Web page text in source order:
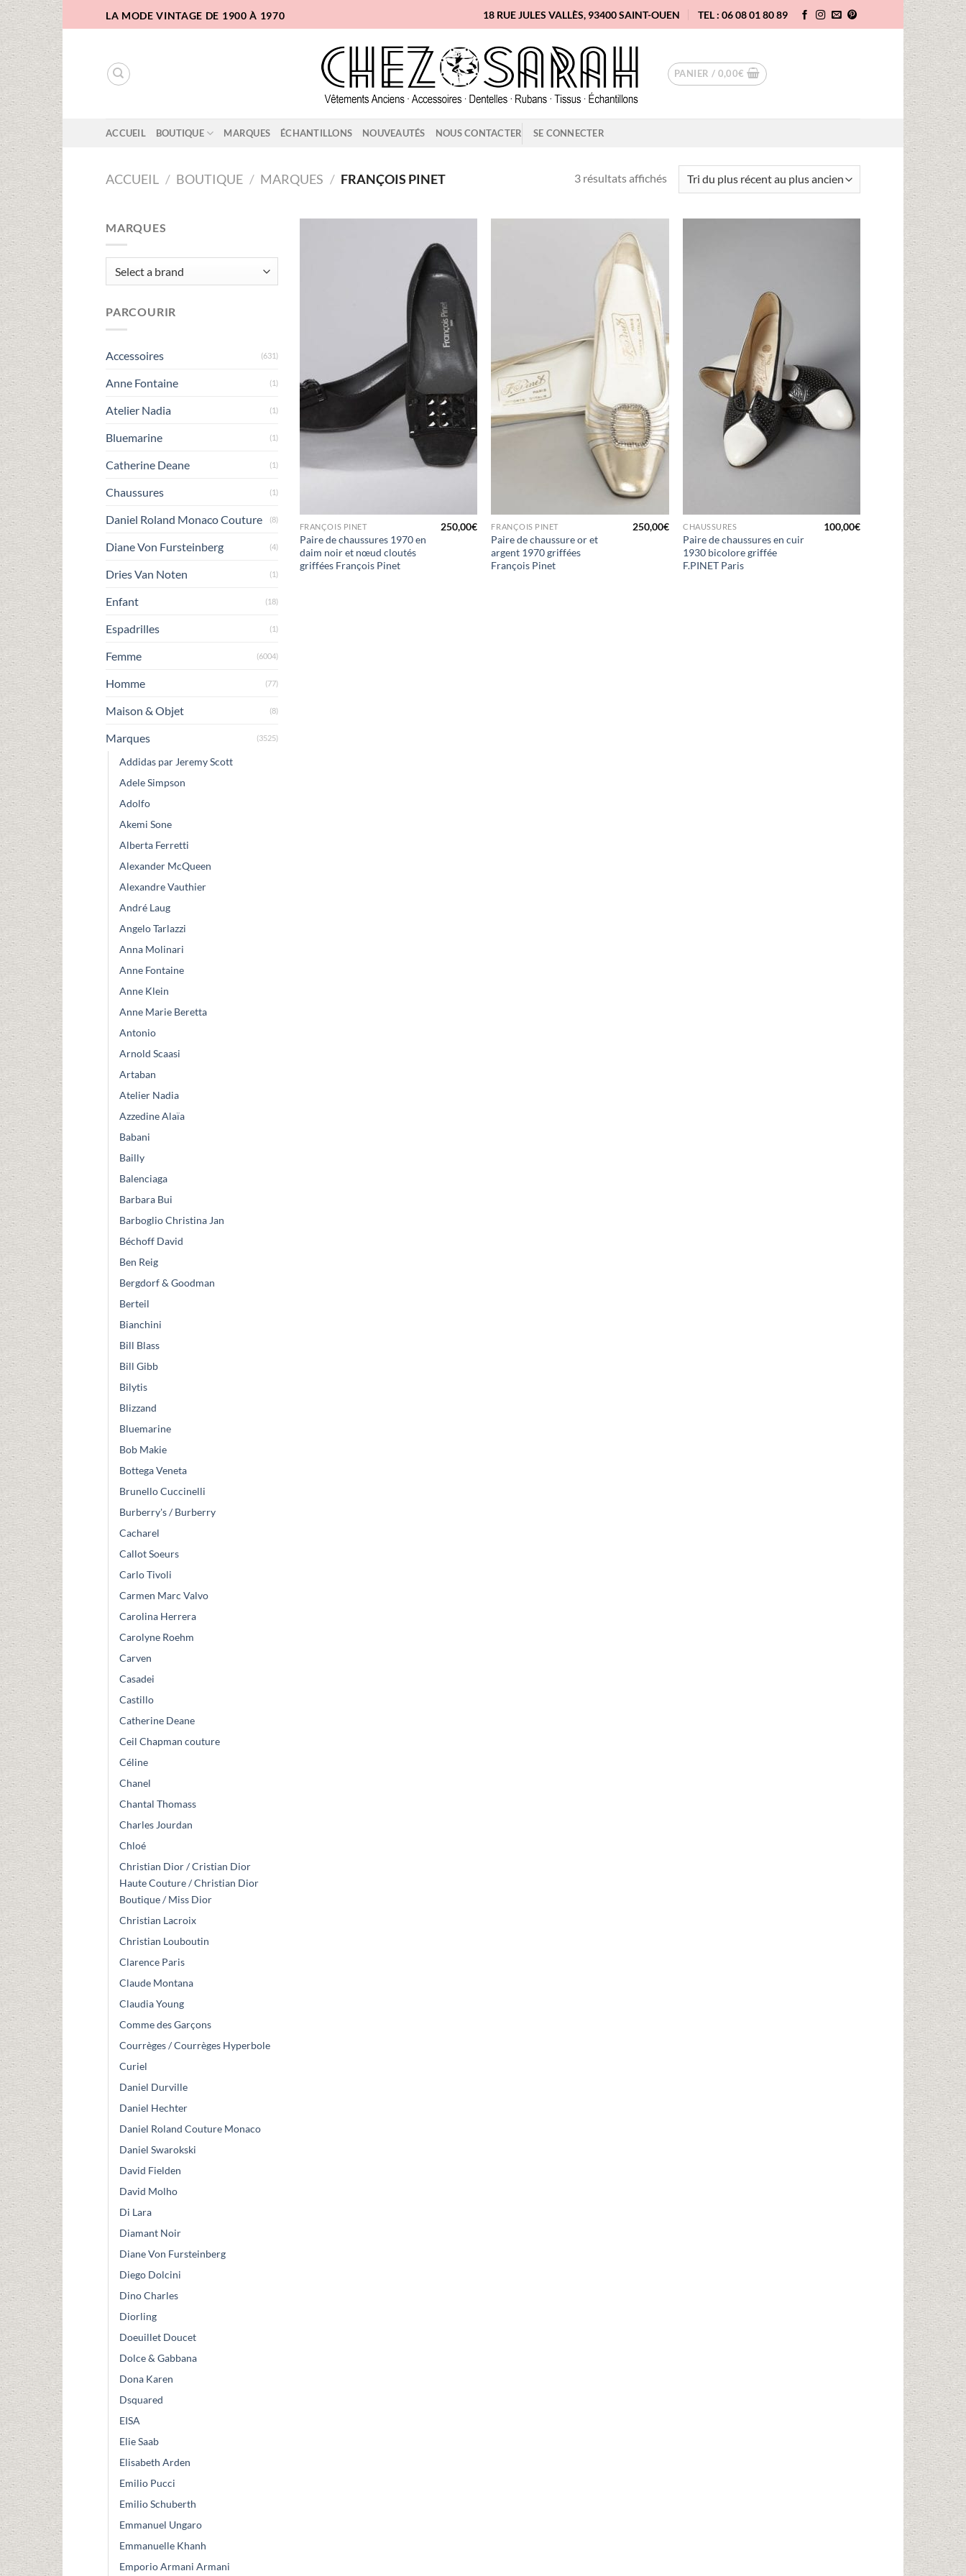
au
LA MODE VINTAGE DE 1900 À 1970 18 RUE JULES VALLÈS, 93400 SAINT-OUEN TEL : 06 08 01 80 89
PANIER / 0,00€
ACCUEIL BOUTIQUE MARQUES ÉCHANTILLONS NOUVEAUTÉS NOUS CONTACTER SE CONNECTER
ACCUEIL / BOUTIQUE / MARQUES / FRANÇOIS PINET 3 résultats affichésTrié
du
MARQUES
PARCOURIR
Accessoires (631)
Anne Fontaine (1)
Atelier Nadia (1)
Bluemarine (1)
Catherine Deane (1)
Chaussures (1)
Daniel Roland Monaco Couture (8)
Diane Von Fursteinberg (4)
Dries Van Noten (1)
Enfant (18)
Espadrilles (1)
Femme (6004)
Homme (77)
Maison & Objet (8)
Marques (3525)
Addidas par Jeremy Scott
Adele Simpson
Adolfo
Akemi Sone
Alberta Ferretti
Alexander McQueen
Alexandre Vauthier
André Laug
Angelo Tarlazzi
Anna Molinari
Anne Fontaine
Anne Klein
Anne Marie Beretta
Antonio
Arnold Scaasi
Artaban
Atelier Nadia
Azzedine Alaïa
Babani
Bailly
Balenciaga
Barbara Bui
Barboglio Christina Jan
Béchoff David
Ben Reig
Bergdorf & Goodman
Berteil
Bianchini
Bill Blass
Bill Gibb
Bilytis
Blizzand
Bluemarine
Bob Makie
Bottega Veneta
Brunello Cuccinelli
Burberry's / Burberry
Cacharel
Callot Soeurs
Carlo Tivoli
Carmen Marc Valvo
Carolina Herrera
Carolyne Roehm
Carven
Casadei
Castillo
Catherine Deane
Ceil Chapman couture
Céline
Chanel
Chantal Thomass
Charles Jourdan
Chloé
Christian Dior / Cristian Dior
Haute Couture / Christian Dior
Boutique / Miss Dior
Christian Lacroix
Christian Louboutin
Clarence Paris
Claude Montana
Claudia Young
Comme des Garçons
Courrèges / Courrèges Hyperbole
Curiel
Daniel Durville
Daniel Hechter
Daniel Roland Couture Monaco
Daniel Swarokski
David Fielden
David Molho
Di Lara
Diamant Noir
Diane Von Fursteinberg
Diego Dolcini
Dino Charles
Diorling
Doeuillet Doucet
Dolce & Gabbana
Dona Karen
Dsquared
EISA
Elie Saab
Elisabeth Arden
Emilio Pucci
Emilio Schuberth
Emmanuel Ungaro
Emmanuelle Khanh
Emporio Armani Armani
Ajouter
à la liste
d'envies
FRANÇOIS PINET
Paire de chaussures 1970 en
daim noir et nœud cloutés
griffées François Pinet
250,00€
Ajouter
à la liste
d'envies
FRANÇOIS PINET
Paire de chaussure or et
argent 1970 griffées
François Pinet
250,00€ CHAUSSURES
Paire de chaussures en cuir
1930 bicolore griffée
F.PINET Paris
100,00€